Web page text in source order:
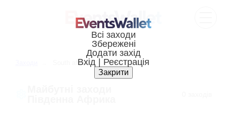
Всі заходи
Збережені
Додати захід
Вхід | Реєстрація
Закрити
South africa